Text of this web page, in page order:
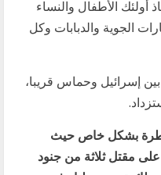
أولئك الأطفال والنساء
الجوية والدبابات وكل
إسرائيل وحماس قريبا،
بشكل خاص حيث
مقتل ثلاثة من جنود